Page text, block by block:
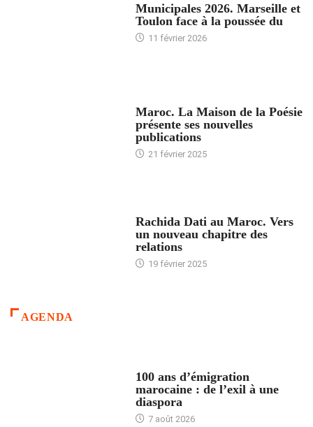
Municipales 2026. Marseille et
Toulon face à la poussée du
11 février 2026
Maroc. La Maison de la Poésie
présente ses nouvelles
publications
21 février 2025
Rachida Dati au Maroc. Vers
un nouveau chapitre des
relations
19 février 2025
AGENDA
100 ans d’émigration
marocaine : de l’exil à une
diaspora
7 août 2026